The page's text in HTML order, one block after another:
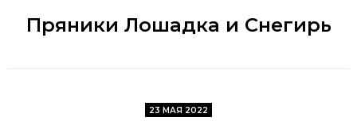
Пряники Лошадка и Снегирь
23 МАЯ 2022